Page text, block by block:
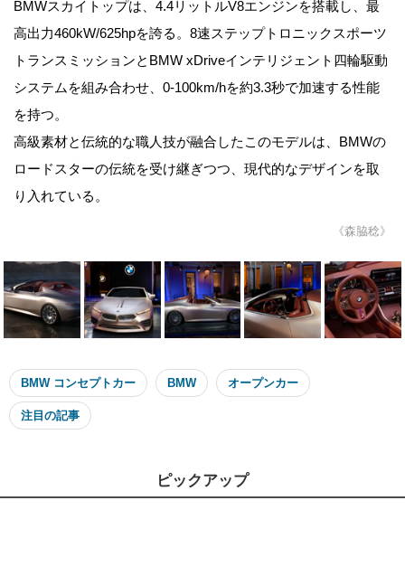
BMWスカイトップは、4.4リットルV8エンジンを搭載し、最
高出力460kW/625hpを誇る。8速ステップトロニックスポーツ
トランスミッションとBMW xDriveインテリジェント四輪駆動
システムを組み合わせ、0-100km/hを約3.3秒で加速する性能
を持つ。
高級素材と伝統的な職人技が融合したこのモデルは、BMWの
ロードスターの伝統を受け継ぎつつ、現代的なデザインを取
り入れている。
《森脇稔》
BMW コンセプトカー BMW オープンカー
注目の記事
ピックアップ